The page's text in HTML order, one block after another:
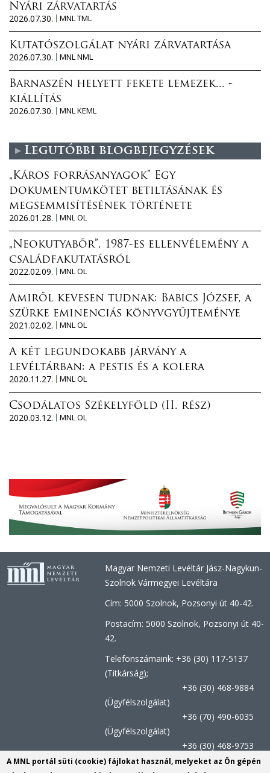
Nyári zárvatartás
2026.07.30.
MNL TML
Kutatószolgálat nyári zárvatartása
2026.07.30.
MNL NML
Barnaszén helyett fekete lemezek... -
kiállítás
2026.07.30.
MNL KEML
Legutóbbi blogbejegyzések
„Káros forrásanyagok” Egy
dokumentumkötet betiltásának és
megsemmisítésének története
2026.01.28.
MNL OL
„Neokutyabőr”. 1987-es ellenvélemény a
családfakutatásról
2022.02.09.
MNL OL
Amiről kevesen tudnak: Babics József, a
szürke eminenciás könyvgyűjteménye
2021.02.02.
MNL OL
A két legundokabb járvány a
levéltárban: a pestis és a kolera
2020.11.27.
MNL OL
Csodálatos Székelyföld (II. rész)
2020.03.12.
MNL OL
Magyar Nemzeti Levéltár Jász-Nagykun-
Szolnok Vármegyei Levéltára
Cím: 5000 Szolnok, Pozsonyi út 40-42.
Postacím: 5000 Szolnok, Pozsonyi út 40-
42.
Telefonszámaink: +36 (30) 117-5137
(Titkárság);
+36 (30) 468-9884
(Ügyfélszolgálat)
+36 (70) 490-6035
(Ügyfélszolgálat)
+36 (30) 468-9753
(Kutatószolgálat)
A MNL portál süti (cookie) fájlokat használ, melyeket az Ön gépén